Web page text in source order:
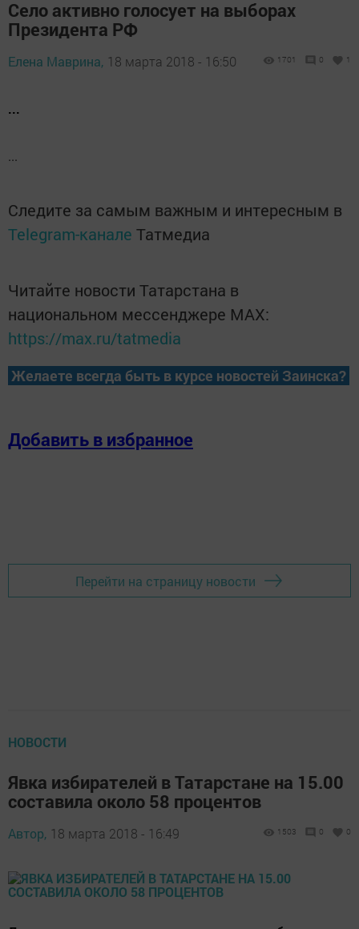
Село активно голосует на выборах
Президента РФ
Елена Маврина, 18 марта 2018 - 16:50 1701 0 1
...
...
Следите за самым важным и интересным в
Telegram-канале Татмедиа
Читайте новости Татарстана в
национальном мессенджере MАХ:
https://max.ru/tatmedia
Желаете всегда быть в курсе новостей Заинска?
Добавить в избранное
Перейти на страницу новости
НОВОСТИ
Явка избирателей в Татарстане на 15.00
составила около 58 процентов
Автор, 18 марта 2018 - 16:49 1503 0 0